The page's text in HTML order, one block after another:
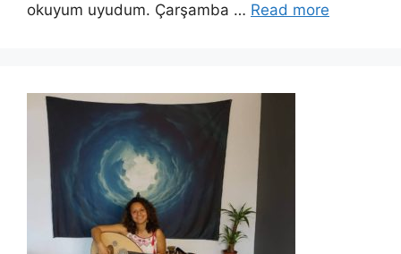
okuyum uyudum. Çarşamba … Read more